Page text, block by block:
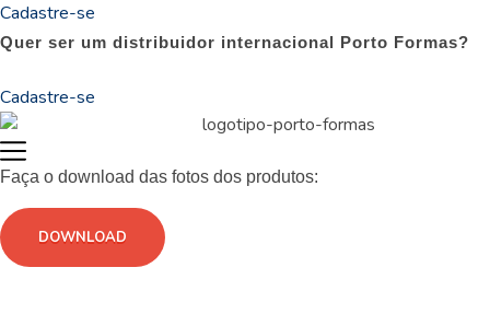
Cadastre-se
Quer ser um distribuidor internacional Porto Formas?
Cadastre-se
Faça o download das fotos dos produtos:
DOWNLOAD